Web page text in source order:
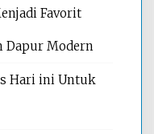
Favorit
Dapur Modern
Hari ini Untuk